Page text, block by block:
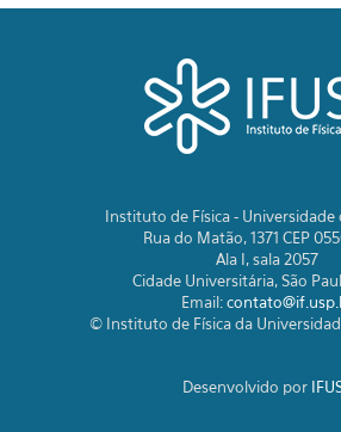
Instituto de Física - Universidade
Rua do Matão, 1371 CEP
Ala I, sala 2057
Cidade Universitária, São
Email:
© Instituto de Física da
Desenvolvido por